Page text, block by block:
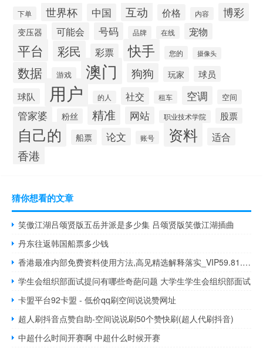
下单 世界杯 中国 互动 价格 内容 博彩
变压器 可能会 号码 品牌 在线 宠物
平台 彩民 彩票 快手 您的 摄像头
数据 游戏 澳门 狗狗 玩家
球员
球队
用户 的人 社交 租车 空调 空间
管家婆 粉丝 精准 网站 职业技术学院 股票
自己的 船票 论文 账号 资料 适合
香港
猜你想看的文章
笑傲江湖吕颂贤版五岳并派是多少集 吕颂贤版笑傲江湖插曲
丹东往返韩国船票多少钱
香港最准内部免费资料使用方法,高见精选解释落实_VIP59.81.64
学生会组织部面试提问有哪些奇葩问题 大学生学生会组织部面试
卡盟平台92卡盟 - 低价qq刷空间说说赞网址
超人刷抖音点赞自助-空间说说刷50个赞快刷(超人代刷抖音)
中超什么时间开赛啊 中超什么时候开赛